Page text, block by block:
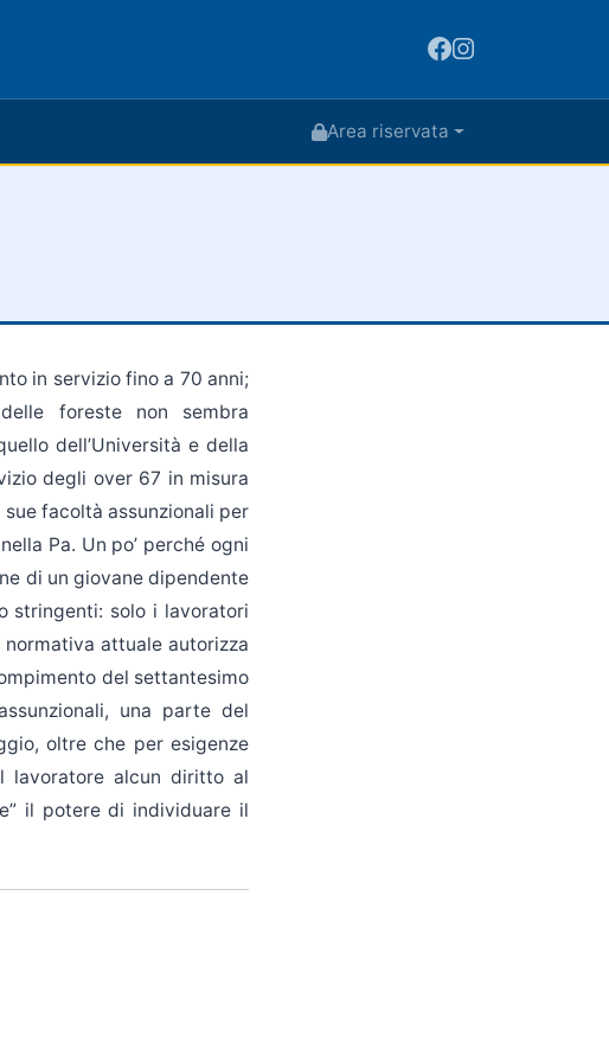
Area riservata
in servizio fino a 70 anni;
foreste non sembra
dell’Università e della
degli over 67 in misura
facoltà assunzionali per
Pa. Un po’ perché ogni
di un giovane dipendente
stringenti: solo i lavoratori
attuale autorizza
del settantesimo
una parte del
oltre che per esigenze
lavoratore alcun diritto al
il potere di individuare il